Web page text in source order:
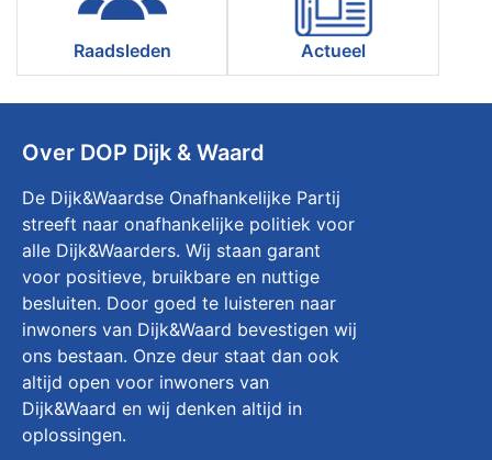
Raadsleden Actueel
Over DOP Dijk & Waard
De Dijk&Waardse Onafhankelijke Partij
streeft naar onafhankelijke politiek voor
alle Dijk&Waarders. Wij staan garant
voor positieve, bruikbare en nuttige
besluiten. Door goed te luisteren naar
inwoners van Dijk&Waard bevestigen wij
ons bestaan. Onze deur staat dan ook
altijd open voor inwoners van
Dijk&Waard en wij denken altijd in
oplossingen.